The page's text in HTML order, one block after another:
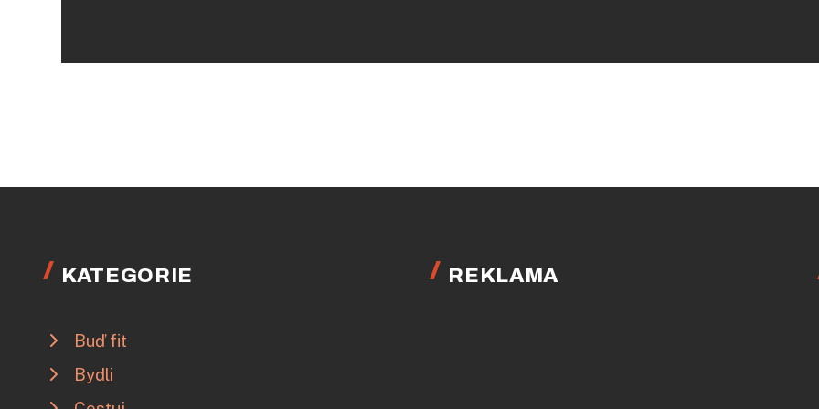
KATEGORIE
Buď fit
Bydli
REKLAMA